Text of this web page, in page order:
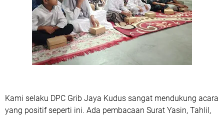
Kami selaku DPC Grib Jaya Kudus sangat mendukung acara
yang positif seperti ini. Ada pembacaan Surat Yasin, Tahlil,